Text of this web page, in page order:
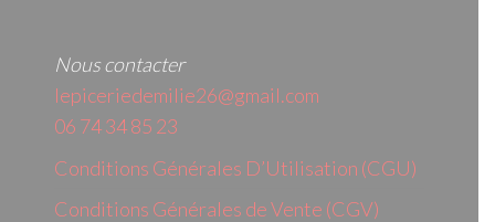
Nous contacter
lepiceriedemilie26@gmail.com
06 74 34 85 23
Conditions Générales D’Utilisation (CGU)
Conditions Générales de Vente (CGV)